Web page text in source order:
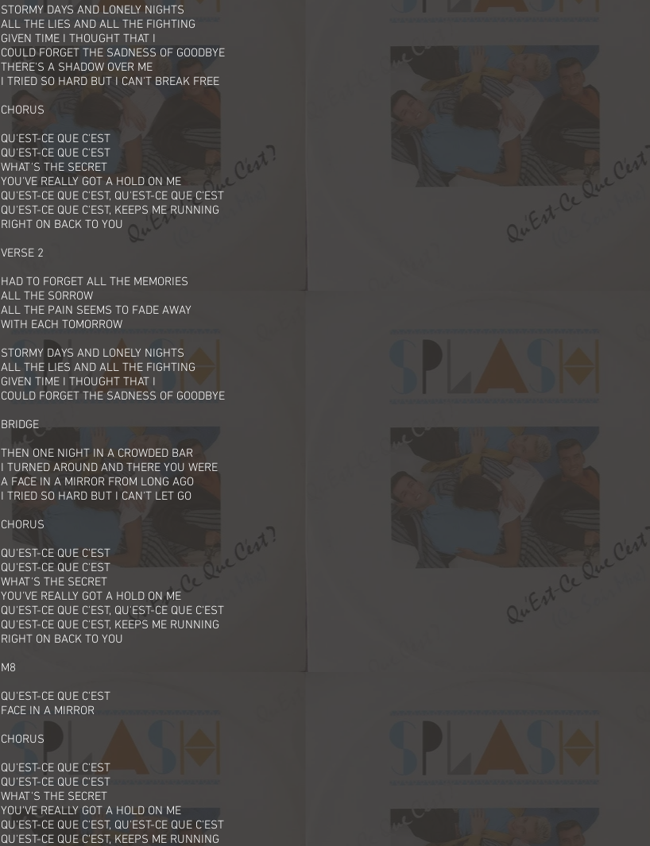
STORMY DAYS AND LONELY NIGHTS
ALL THE LIES AND ALL THE FIGHTING
GIVEN TIME I THOUGHT THAT I
COULD FORGET THE SADNESS OF GOODBYE
THERE'S A SHADOW OVER ME
I TRIED SO HARD BUT I CAN'T BREAK FREE
CHORUS
QU'EST-CE QUE C'EST
QU'EST-CE QUE C'EST
WHAT'S THE SECRET
YOU'VE REALLY GOT A HOLD ON ME
QU'EST-CE QUE C'EST, QU'EST-CE QUE C'EST
QU'EST-CE QUE C'EST, KEEPS ME RUNNING
RIGHT ON BACK TO YOU
VERSE 2
HAD TO FORGET ALL THE MEMORIES
ALL THE SORROW
ALL THE PAIN SEEMS TO FADE AWAY
WITH EACH TOMORROW
STORMY DAYS AND LONELY NIGHTS
ALL THE LIES AND ALL THE FIGHTING
GIVEN TIME I THOUGHT THAT I
COULD FORGET THE SADNESS OF GOODBYE
BRIDGE
THEN ONE NIGHT IN A CROWDED BAR
I TURNED AROUND AND THERE YOU WERE
A FACE IN A MIRROR FROM LONG AGO
I TRIED SO HARD BUT I CAN'T LET GO
CHORUS
QU'EST-CE QUE C'EST
QU'EST-CE QUE C'EST
WHAT'S THE SECRET
YOU'VE REALLY GOT A HOLD ON ME
QU'EST-CE QUE C'EST, QU'EST-CE QUE C'EST
QU'EST-CE QUE C'EST, KEEPS ME RUNNING
RIGHT ON BACK TO YOU
M8
QU'EST-CE QUE C'EST
FACE IN A MIRROR
CHORUS
QU'EST-CE QUE C'EST
QU'EST-CE QUE C'EST
WHAT'S THE SECRET
YOU'VE REALLY GOT A HOLD ON ME
QU'EST-CE QUE C'EST, QU'EST-CE QUE C'EST
QU'EST-CE QUE C'EST, KEEPS ME RUNNING